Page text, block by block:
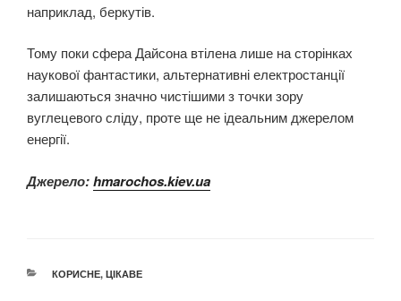
наприклад, беркутів.
Тому поки сфера Дайсона втілена лише на сторінках
наукової фантастики, альтернативні електростанції
залишаються значно чистішими з точки зору
вуглецевого сліду, проте ще не ідеальним джерелом
енергії.
Джерело:hmarochos.kiev.ua
КАТЕГОРІЇ
КОРИСНЕ, ЦІКАВЕ